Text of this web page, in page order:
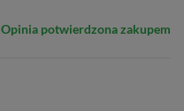
Opinia potwierdzona zakupem